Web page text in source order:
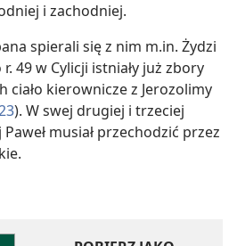
i zachodniej.
spierali się z nim m.in. Żydzi
r. 49 w Cylicji istniały już zbory
ciało kierownicze z Jerozolimy
). W swej drugiej i trzeciej
musiał przechodzić przez